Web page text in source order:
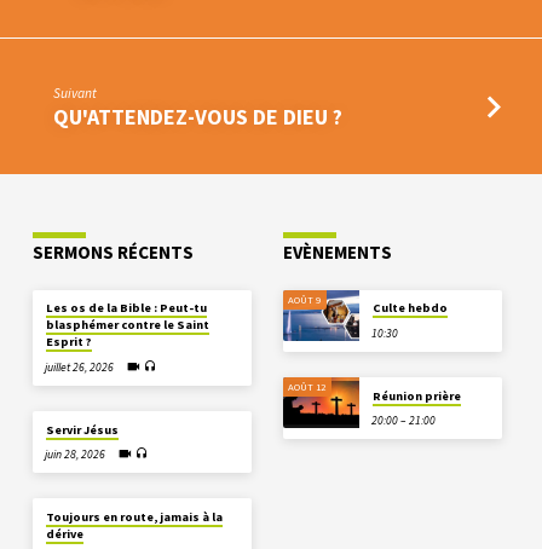
Suivant
QU'ATTENDEZ-VOUS DE DIEU ?
SERMONS RÉCENTS
Les os de la Bible : Peut-tu
blasphémer contre le Saint
Esprit ?
juillet 26, 2026
Servir Jésus
juin 28, 2026
Toujours en route, jamais à la
dérive
EVÈNEMENTS
AOÛT 9
Culte hebdo
10:30
AOÛT 12
Réunion prière
20:00 – 21:00